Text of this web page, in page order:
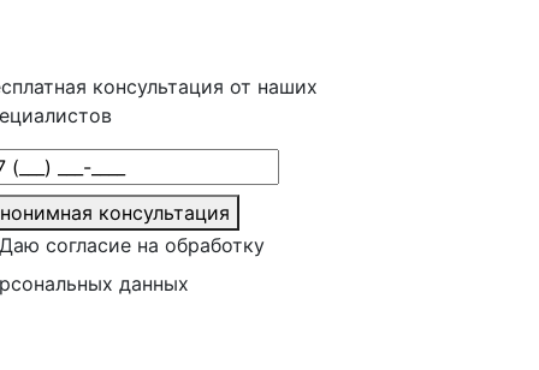
консультация от наших
консультация
Даю согласие на обработку
данных